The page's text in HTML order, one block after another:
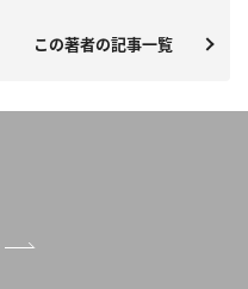
この著者の記事一覧